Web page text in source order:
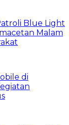
Blue Light
Malam
di